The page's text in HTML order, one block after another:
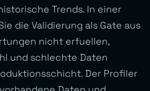
Trends. In einer
die Validierung als Gate aus
nicht erfuellen,
und schlechte Daten
Der Profiler